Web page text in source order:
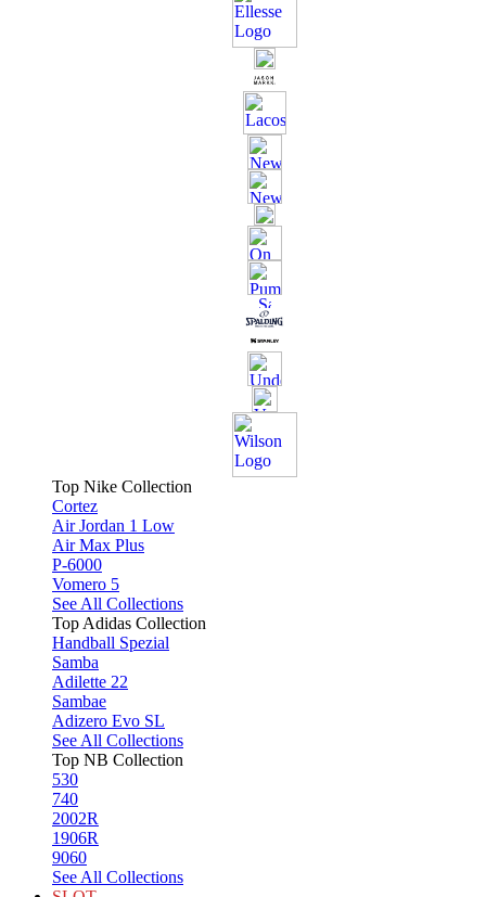
Top Nike Collection
Cortez
Air Jordan 1 Low
Air Max Plus
P-6000
Vomero 5
See All Collections
Top Adidas Collection
Handball Spezial
Samba
Adilette 22
Sambae
Adizero Evo SL
See All Collections
Top NB Collection
530
740
2002R
1906R
9060
See All Collections